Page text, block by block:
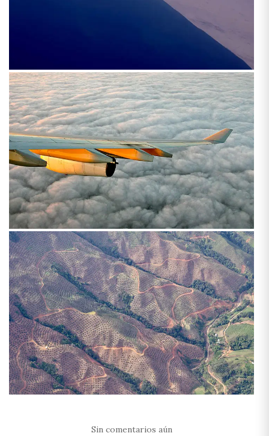
Sin comentarios aún